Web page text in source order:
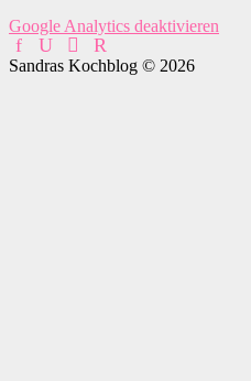
Google Analytics deaktivieren
Sandras Kochblog © 2026